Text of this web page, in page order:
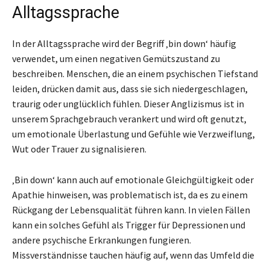
Alltagssprache
In der Alltagssprache wird der Begriff ‚bin down‘ häufig
verwendet, um einen negativen Gemütszustand zu
beschreiben. Menschen, die an einem psychischen Tiefstand
leiden, drücken damit aus, dass sie sich niedergeschlagen,
traurig oder unglücklich fühlen. Dieser Anglizismus ist in
unserem Sprachgebrauch verankert und wird oft genutzt,
um emotionale Überlastung und Gefühle wie Verzweiflung,
Wut oder Trauer zu signalisieren.
‚Bin down‘ kann auch auf emotionale Gleichgültigkeit oder
Apathie hinweisen, was problematisch ist, da es zu einem
Rückgang der Lebensqualität führen kann. In vielen Fällen
kann ein solches Gefühl als Trigger für Depressionen und
andere psychische Erkrankungen fungieren.
Missverständnisse tauchen häufig auf, wenn das Umfeld die